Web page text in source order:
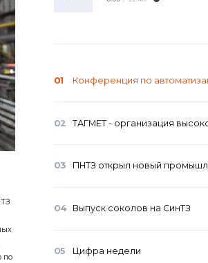
01 Конференция по
02 ТАГМЕТ - организация
03 ПНТЗ открыл новый
04 Выпуск соколов на СинТЗ
05 Цифра недели
по